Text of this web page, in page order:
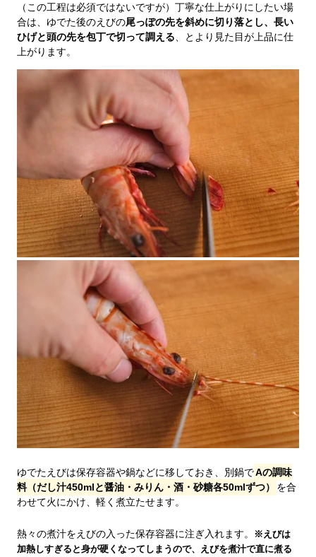
（この工程は必須ではないですが）丁寧な仕上がりにしたい場
合は、ゆでた後のえびの尾っぽの先を斜めに切り落とし、長い
ひげと頭の先を包丁で切って調える 、とより見た目が上品に仕
上がります。
ゆでたえびは保存容器や鍋などに移しておき、別鍋でAの調味
料（だし汁450mlと醤油・みりん・酒・砂糖各50mlずつ）
を合
わせて火にかけ、軽く煮立たせます。
熱々の煮汁をえびの入った保存容器に注ぎ入れます。
※えびは
加熱しすぎると身が硬くなってしまうので、えびを煮汁で直に煮る